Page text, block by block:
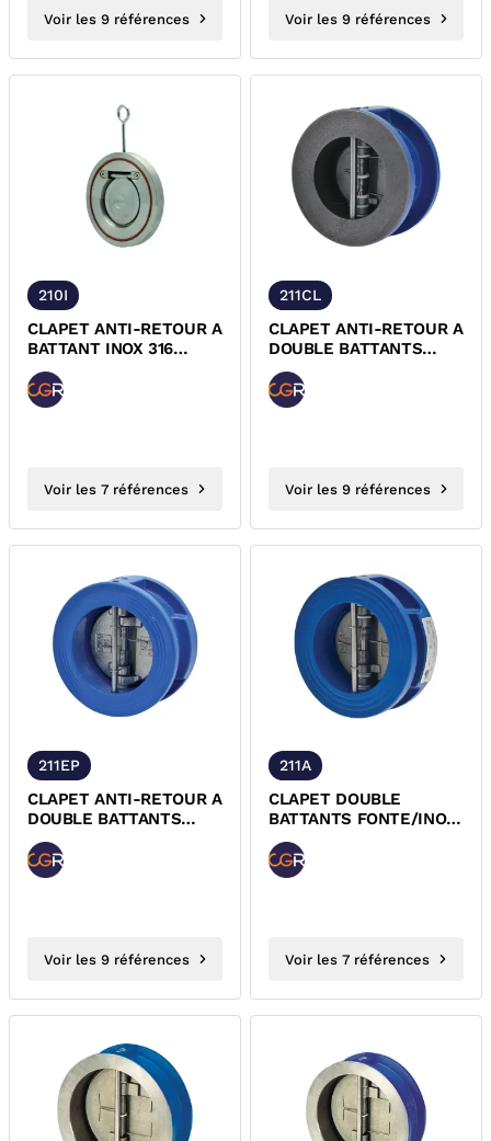
Voir les 9 références Voir les 9 références
210I
CLAPET ANTI-RETOUR A
BATTANT INOX 316
ENTRE BRIDES FPM
Voir les 7 références
211CL
CLAPET ANTI-RETOUR A
DOUBLE BATTANTS
FONTE/INOX ENTRE
Voir les 9 références
211EP
CLAPET ANTI-RETOUR A
DOUBLE BATTANTS
FONTE/INOX ENTRE
Voir les 9 références
211A
CLAPET DOUBLE
BATTANTS FONTE/INOX
EPDM ACS CGR
Voir les 7 références